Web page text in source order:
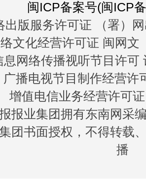
闽ICP备案号(闽ICP
出版服务许可证 （署）
文化经营许可证 闽网文
息网络传播视听节目许可
广播电视节目制作经营许
增值电信业务经营许可
报业集团拥有东南网采
团书面授权，不得转载
播